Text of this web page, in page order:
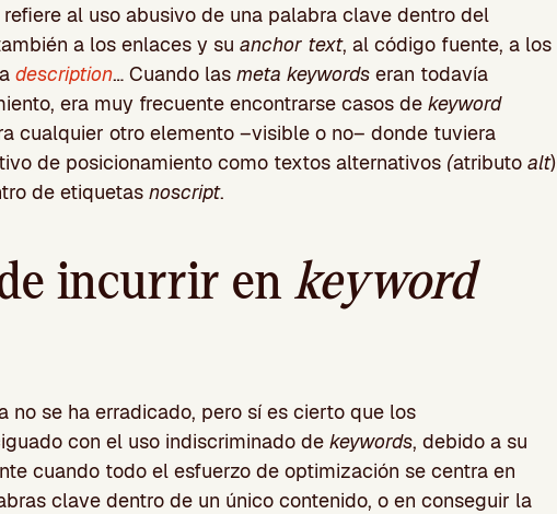
refiere al uso abusivo de una palabra clave dentro del
a los enlaces y su anchor text, al código fuente, a los
description… Cuando las meta keywords eran todavía
era muy frecuente encontrarse casos de keyword
cualquier otro elemento –visible o no– donde tuviera
de posicionamiento como textos alternativos (atributo alt)
de etiquetas noscript.
incurrir en keyword
no se ha erradicado, pero sí es cierto que los
con el uso indiscriminado de keywords, debido a su
cuando todo el esfuerzo de optimización se centra en
clave dentro de un único contenido, o en conseguir la